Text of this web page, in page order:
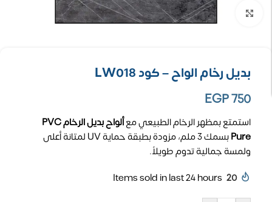
تكبير الصورة
بديل رخام الواح – كود LW018
EGP750
استمتع بمظهر الرخام الطبيعي مع
ألواح بديل الرخام PVC
Pure
بسمك 3 ملم، مزودة بطبقة حماية UV لمتانة أعلى
ولمسة جمالية تدوم طويلاً.
20
Items sold in last 24 hours